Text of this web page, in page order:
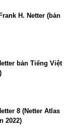
H. Netter (bản
bản Tiếng Việt
8 (Netter Atlas
2022)